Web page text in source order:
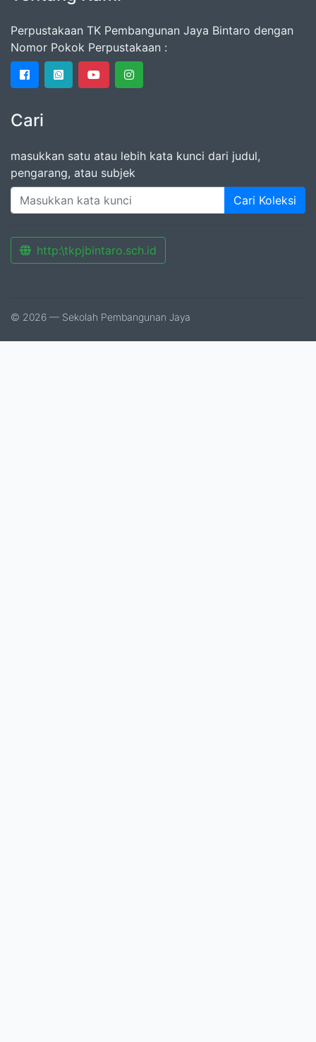
Perpustakaan TK Pembangunan Jaya Bintaro dengan
Nomor Pokok Perpustakaan :
Cari
masukkan satu atau lebih kata kunci dari judul,
pengarang, atau subjek
Cari Koleksi
http:\tkpjbintaro.sch.id
© 2026 — Sekolah Pembangunan Jaya